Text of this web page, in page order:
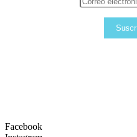
Facebook